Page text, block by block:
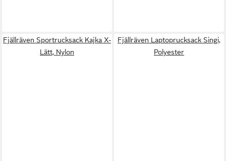
Fjällräven Sportrucksack Kajka X-
Lätt, Nylon
Fjällräven Laptoprucksack Singi,
Polyester